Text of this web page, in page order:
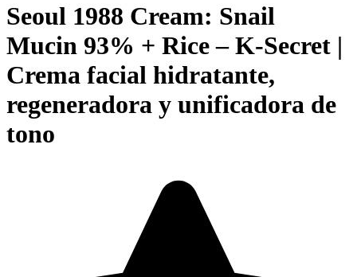
Seoul 1988 Cream: Snail
Mucin 93% + Rice – K-Secret |
Crema facial hidratante,
regeneradora y unificadora de
tono